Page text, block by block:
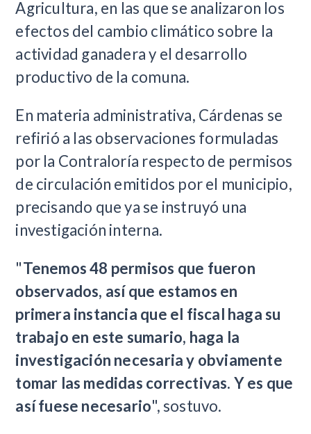
Agricultura, en las que se analizaron los
efectos del cambio climático sobre la
actividad ganadera y el desarrollo
productivo de la comuna.
En materia administrativa, Cárdenas se
refirió a las observaciones formuladas
por la Contraloría respecto de permisos
de circulación emitidos por el municipio,
precisando que ya se instruyó una
investigación interna.
"Tenemos 48 permisos que fueron
observados, así que estamos en
primera instancia que el fiscal haga su
trabajo en este sumario, haga la
investigación necesaria y obviamente
tomar las medidas correctivas. Y es que
así fuese necesario", sostuvo.